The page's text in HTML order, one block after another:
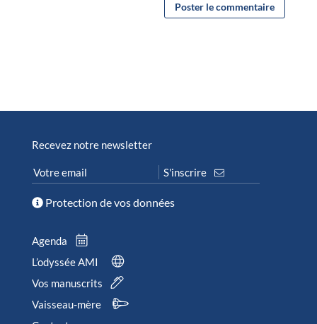
Recevez notre newsletter
Protection de vos données
Agenda
L’odyssée AMI
Vos manuscrits
Vaisseau-mère